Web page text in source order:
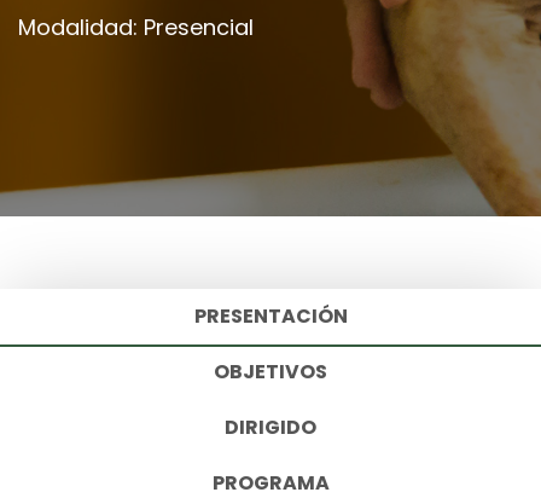
Modalidad: Presencial
PRESENTACIÓN
OBJETIVOS
DIRIGIDO
PROGRAMA